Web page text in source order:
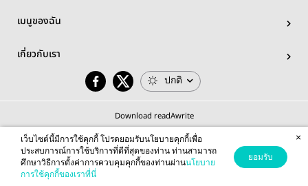
เมนูของฉัน
เกี่ยวกับเรา
ปกติ
Download readAwrite
© 2026 readAwrite.com by MEB Corporation Public Company Limited
This site is protected by reCAPTCHA and the Google
เว็บไซต์นี้มีการใช้คุกกี้ โปรดยอมรับนโยบายคุกกี้เพื่อ
ประสบการณ์การใช้บริการที่ดีที่สุดของท่าน ท่านสามารถ
ศึกษาวิธีการตั้งค่าการควบคุมคุกกี้ของท่านผ่านนโยบาย
การใช้คุกกี้ของเราที่นี่
ยอมรับ
×